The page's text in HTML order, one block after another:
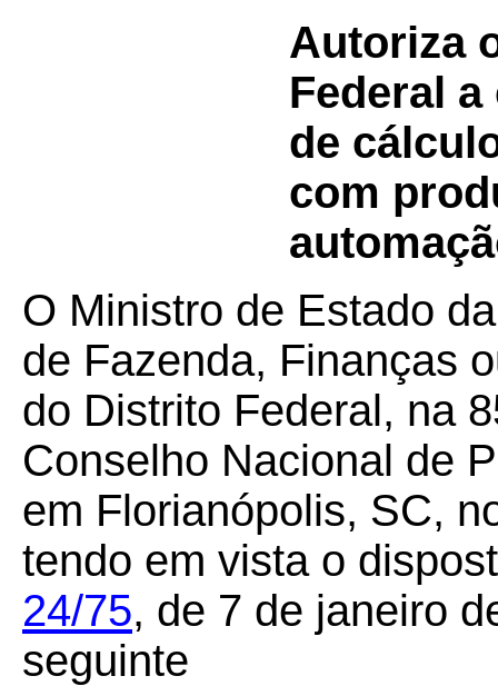
Autoriza
Federal
de
com
O Ministro de Estado
de Fazenda, Finanças
do Distrito Federal, na
Conselho Nacional de
em Florianópolis, SC,
tendo em vista o
24/75, de 7 de janeiro
seguinte